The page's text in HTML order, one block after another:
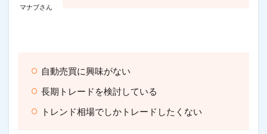
マナブさん
自動売買に興味がない
長期トレードを検討している
トレンド相場でしかトレードしたくない